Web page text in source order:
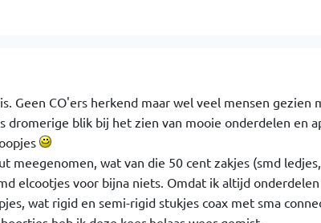
Geen CO'ers herkend maar wel veel mensen gezien
dromerige blik bij het zien van mooie onderdelen en
meegenomen, wat van die 50 cent zakjes (smd
elcootjes voor bijna niets. Omdat ik altijd
wat rigid en semi-rigid stukjes coax met sma